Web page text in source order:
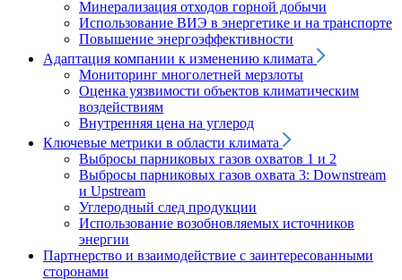
Минерализация отходов горной добычи
Использование ВИЭ в энергетике и на транспорте
Повышение энергоэффективности
Адаптация компании к изменению климата
Мониторинг многолетней мерзлоты
Оценка уязвимости объектов климатическим
воздействиям
Внутренняя цена на углерод
Ключевые метрики в области климата
Выбросы парниковых газов охватов 1 и 2
Выбросы парниковых газов охвата 3: Downstream
и Upstream
Углеродный след продукции
Использование возобновляемых источников
энергии
Партнерство и взаимодействие с заинтересованными
сторонами